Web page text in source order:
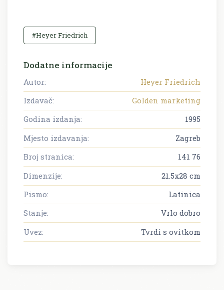
#Heyer Friedrich
Dodatne informacije
Autor:
Heyer Friedrich
Izdavač:
Golden marketing
Godina izdanja:
1995
Mjesto izdavanja:
Zagreb
Broj stranica:
141 76
Dimenzije:
21.5x28 cm
Pismo:
Latinica
Stanje:
Vrlo dobro
Uvez:
Tvrdi s ovitkom